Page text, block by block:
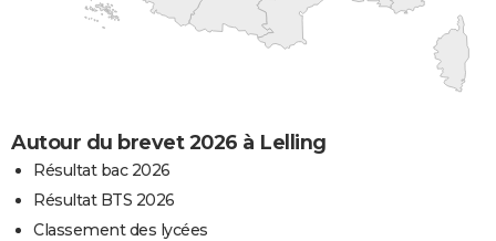
Autour du brevet 2026 à Lelling
Résultat bac 2026
Résultat BTS 2026
Classement des lycées